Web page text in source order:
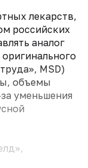
лекарств,
российских
аналог
MSD)
объемы
уменьшения